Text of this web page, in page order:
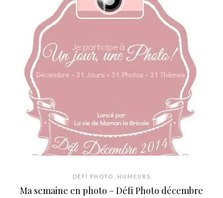
DÉFI PHOTO HUMEURS
Ma semaine en photo – Défi Photo décembre